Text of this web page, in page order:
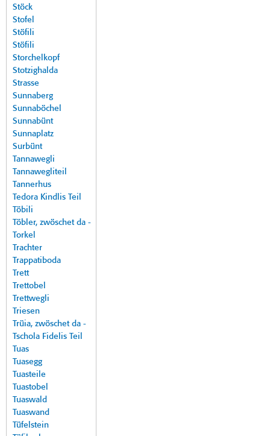
Stöck
Stofel
Stöfili
Stöfili
Storchelkopf
Stotzighalda
Strasse
Sunnaberg
Sunnaböchel
Sunnabünt
Sunnaplatz
Surbünt
Tannawegli
Tannawegliteil
Tannerhus
Tedora Kindlis Teil
Töbili
Töbler, zwöschet da -
Torkel
Trachter
Trappatiboda
Trett
Trettobel
Trettwegli
Triesen
Trüia, zwöschet da -
Tschola Fidelis Teil
Tuas
Tuasegg
Tuasteile
Tuastobel
Tuaswald
Tuaswand
Tüfelstein